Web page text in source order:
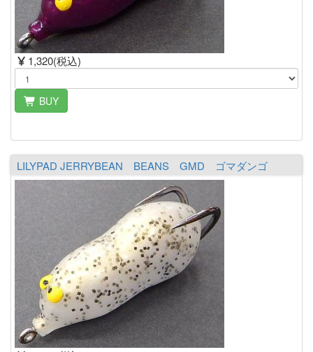
1,320(税込)
BUY
LILYPAD JERRYBEAN BEANS GMD ゴマダンゴ